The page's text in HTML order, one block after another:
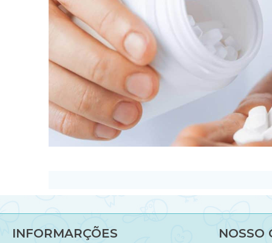
INFORMARÇÕES NOSSO